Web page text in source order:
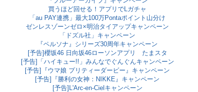
買うほど回せる！アプリでLガチャ
「au PAY連携」最大100万Pontaポイント山分け
ゼンレスゾーンゼロ×明治タイアップキャンペーン
「ドズル社」キャンペーン
『ペルソナ』シリーズ30周年キャンペーン
[予告]櫻坂46 日向坂46ローソンアプリ たまスタ
[予告]「ハイキュー!!」みんなでぐんぐんキャンペーン
[予告]『ウマ娘 プリティーダービー』キャンペーン
[予告]『勝利の女神：NIKKE』キャンペーン
[予告]L'Arc-en-Cielキャンペーン